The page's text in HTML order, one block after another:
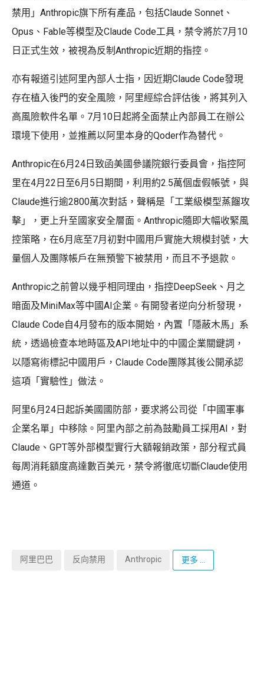
禁用」Anthropic旗下所有產品，包括Claude Sonnet、
Opus、Fable等模型及Claude Code工具，禁令將於7月10
日正式生效，被視為反制Anthropic近期的指控。
亦有報道引述阿里內部人士指，因近期Claude Code發現
存在植入後門的安全風險，阿里經綜合評估後，將其列入
高風險軟件名單。7月10日起將全面禁止內部員工在辦公
環境下使用，並推薦以阿里本身的Qoder作為替代。
Anthropic在6月24日致函美國參議院銀行委員會，指控阿
里在4月22日至6月5日期間，利用約2.5萬個虛假帳號，與
Claude進行逾2800萬次對話，聲稱是「工業級模型蒸餾攻
擊」，更上升至國家安全層面。Anthropic隨即大幅收緊風
控策略，在6月底至7月初對中國用戶實施大規模封號，大
量個人及團隊帳戶在無預警下被禁用，而且不予退款。
Anthropic之前曾以幾乎相同理由，指控DeepSeek、月之
暗面及MiniMax等中國AI企業。有開發者逆向分析發現，
Claude Code自4月發布的版本開始，內置「隱蔽木馬」系
統，透過檢查本地時區及API地址中的中國企業關鍵詞，
以隱寫術標記中國用戶，Claude Code團隊其後公開承認
這項「實驗性」做法。
阿里6月24日起訴美國國防部，要求將公司從「中國軍事
企業名單」中移除。阿里內部之前為鼓勵員工採用AI，對
Claude、GPT等外部模型實行大額報銷政策，部分程式員
每周消耗額度高達數百美元，禁令將徹底切斷Claude使用
通道。
阿里巴巴 反向禁用 Anthropic 更多 ...